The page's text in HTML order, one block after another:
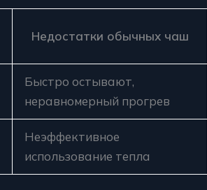
Недостатки обычных чаш
Быстро остывают,
неравномерный прогрев
Неэффективное
использование тепла